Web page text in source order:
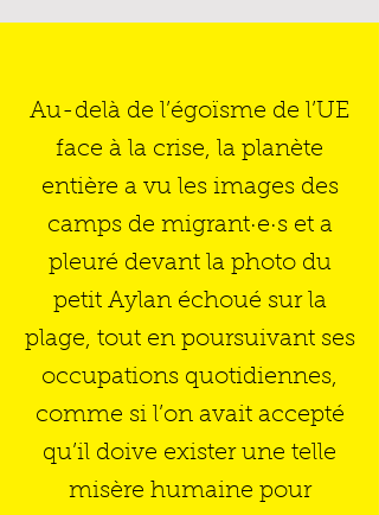
Au-delà de l’égoïsme de l’UE
face à la crise, la planète
entière a vu les images des
camps de migrant·e·s et a
pleuré devant la photo du
petit Aylan échoué sur la
plage, tout en poursuivant ses
occupations quotidiennes,
comme si l’on avait accepté
qu’il doive exister une telle
misère humaine pour